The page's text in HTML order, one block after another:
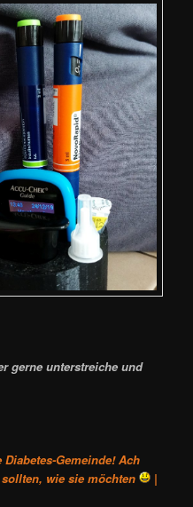
gerne unterstreiche und
Gemeinde! Ach
wie sie möchten
|